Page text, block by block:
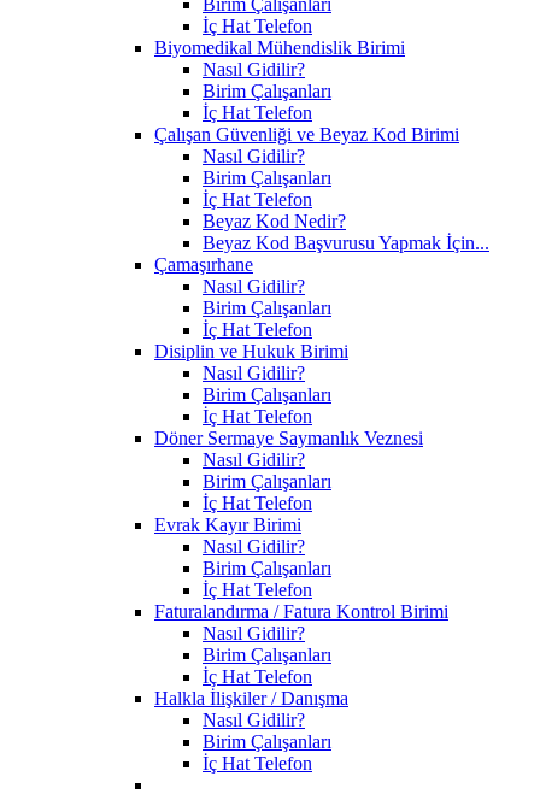
İç Hat Telefon
Biyomedikal Mühendislik Birimi
Nasıl Gidilir?
Birim Çalışanları
İç Hat Telefon
Çalışan Güvenliği ve Beyaz Kod Birimi
Nasıl Gidilir?
Birim Çalışanları
İç Hat Telefon
Beyaz Kod Nedir?
Beyaz Kod Başvurusu Yapmak İçin...
Çamaşırhane
Nasıl Gidilir?
Birim Çalışanları
İç Hat Telefon
Disiplin ve Hukuk Birimi
Nasıl Gidilir?
Birim Çalışanları
İç Hat Telefon
Döner Sermaye Saymanlık Veznesi
Nasıl Gidilir?
Birim Çalışanları
İç Hat Telefon
Evrak Kayır Birimi
Nasıl Gidilir?
Birim Çalışanları
İç Hat Telefon
Faturalandırma / Fatura Kontrol Birimi
Nasıl Gidilir?
Birim Çalışanları
İç Hat Telefon
Halkla İlişkiler / Danışma
Nasıl Gidilir?
Birim Çalışanları
İç Hat Telefon